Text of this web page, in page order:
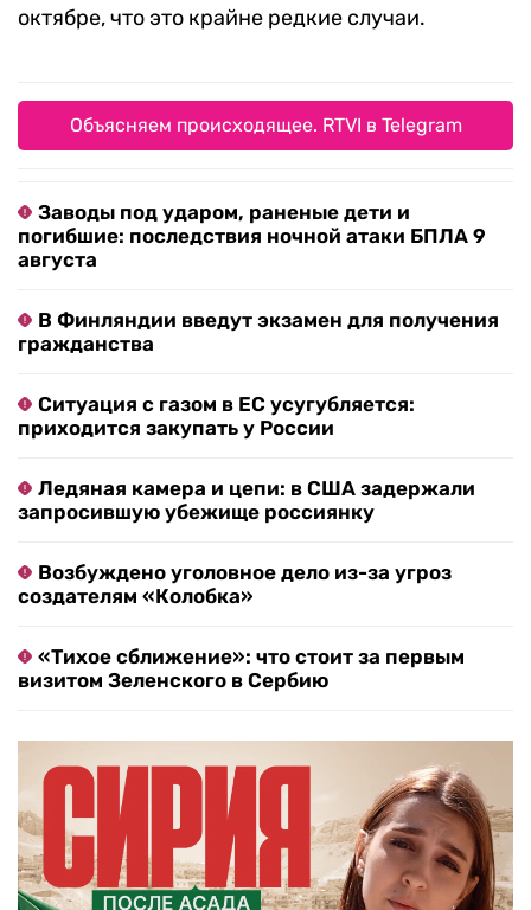
октябре, что это крайне редкие случаи.
Объясняем происходящее. RTVI в Telegram
Заводы под ударом, раненые дети и
погибшие: последствия ночной атаки БПЛА 9
августа
В Финляндии введут экзамен для получения
гражданства
Ситуация с газом в ЕС усугубляется:
приходится закупать у России
Ледяная камера и цепи: в США задержали
запросившую убежище россиянку
Возбуждено уголовное дело из-за угроз
создателям «Колобка»
«Тихое сближение»: что стоит за первым
визитом Зеленского в Сербию